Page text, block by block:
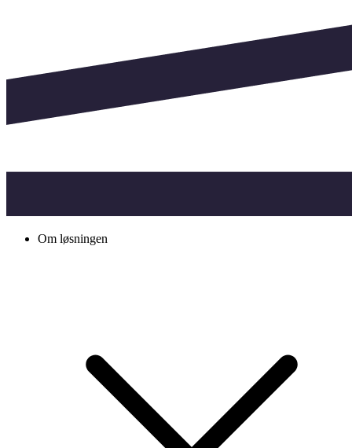
Om løsningen